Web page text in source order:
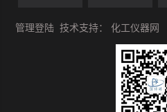
管理登陆 技术支持：化工仪器网